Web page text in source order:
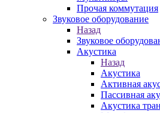
Прочая коммутация
Звуковое оборудование
Назад
Звуковое
Акустика
Назад
Акустика
Активная
Пассивная
Акустика